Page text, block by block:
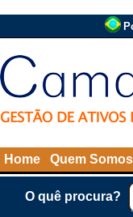
Home Quem Somos
O quê procura?